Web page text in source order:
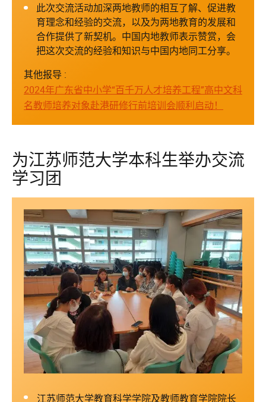
此次交流活动加深两地教师的相互了解、促进教
育理念和经验的交流，以及为两地教育的发展和
合作提供了新契机。中国内地教师表示赞赏，会
把这次交流的经验和知识与中国内地同工分享。
其他报导 :
2024年广东省中小学“百千万人才培养工程”高中文科
名教师培养对象赴港研修行前培训会顺利启动！
为江苏师范大学本科生举办交流
学习团
江苏师范大学教育科学学院及教师教育学院院长